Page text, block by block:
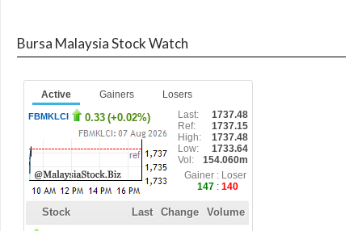
Bursa Malaysia Stock Watch